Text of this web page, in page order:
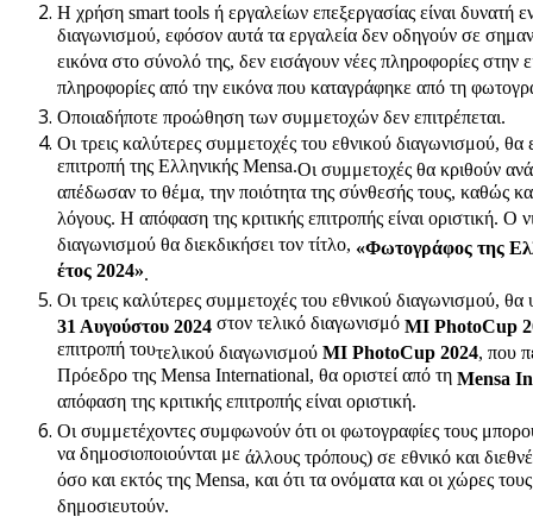
Η χρήση smart tools ή εργαλείων επεξεργασίας είναι δυνατή
διαγωνισμού, εφόσον αυτά τα εργαλεία δεν οδηγούν σε
εικόνα στο σύνολό της, δεν εισάγουν νέες πληροφορίες στην
πληροφορίες από την εικόνα που καταγράφηκε από τη
Οποιαδήποτε προώθηση των συμμετοχών δεν επιτρέπεται.
Οι τρεις καλύτερες συμμετοχές του εθνικού διαγωνισμού, θα
επιτροπή της Ελληνικής Mensa.Οι συμμετοχές θα κριθούν
απέδωσαν το θέμα, την ποιότητα της σύνθεσής τους, καθώς
λόγους. Η απόφαση της κριτικής επιτροπής είναι οριστική. Ο
διαγωνισμού θα διεκδικήσει τον τίτλο, «Φωτογράφος της
έτος 2024».
Οι τρεις καλύτερες συμμετοχές του εθνικού διαγωνισμού, θα
31 Αυγούστου 2024 στον τελικό διαγωνισμό MI PhotoCup
επιτροπή τουτελικού διαγωνισμού MI PhotoCup 2024, που
Πρόεδρο της Mensa International, θα οριστεί από τη Mensa
απόφαση της κριτικής επιτροπής είναι οριστική.
Οι συμμετέχοντες συμφωνούν ότι οι φωτογραφίες τους
να δημοσιοποιούνται με άλλους τρόπους) σε εθνικό και
όσο και εκτός της Mensa, και ότι τα ονόματα και οι χώρες
δημοσιευτούν.